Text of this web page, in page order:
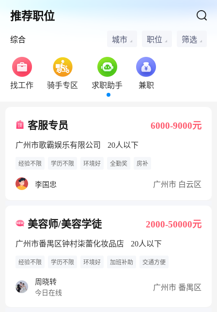
推荐职位
综合 城市 职位 筛选
找工作 骑手专区 求职助手 兼职
客服专员 6000-9000元
广州市歌霸娱乐有限公司 20人以下
经验不限 学历不限 环境好 全勤奖 房补
李国忠 广州市 白云区
美容师/美容学徒 2000-50000元
广州市番禺区钟村柒蕾化妆品店 20人以下
经验不限 学历不限 环境好 加班补助 交通方便
周晓转
今日在线
广州市 番禺区